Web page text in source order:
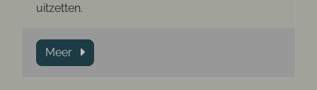
uitzetten.
Meer